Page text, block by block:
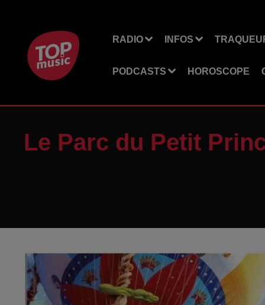
RADIO INFOS
PODCASTS HOROSCOPE
Le Parc du Petit